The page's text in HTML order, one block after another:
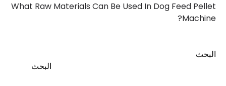
What Raw Materials Can Be Used In Dog Feed Pellet
Machine?
البحث
البحث